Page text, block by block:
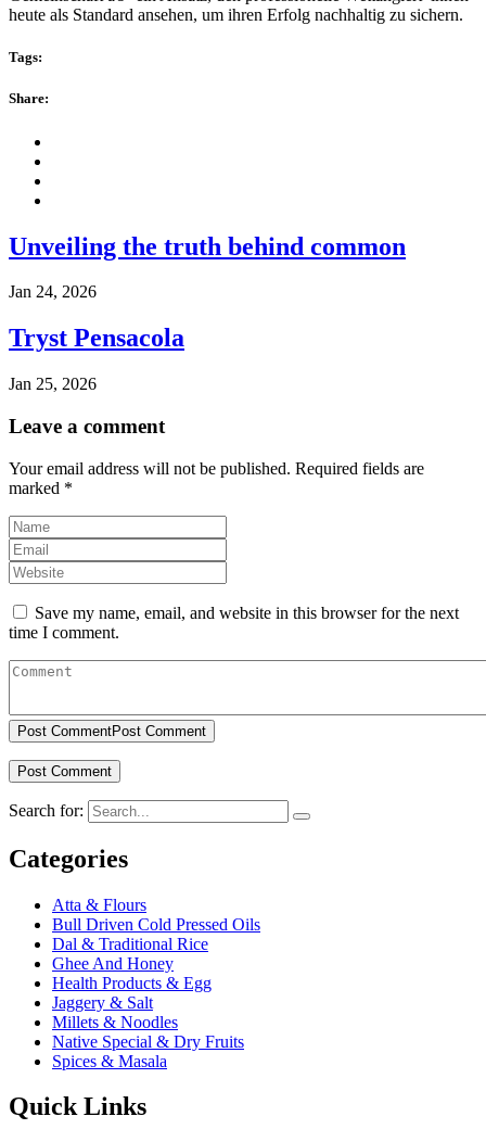
heute als Standard ansehen, um ihren Erfolg nachhaltig zu sichern.
Tags:
Share:
Unveiling the truth behind common
Jan 24, 2026
Tryst Pensacola
Jan 25, 2026
Leave a comment
Your email address will not be published. Required fields are
marked *
Save my name, email, and website in this browser for the next
time I comment.
Post CommentPost Comment
Search for:
Categories
Atta & Flours
Bull Driven Cold Pressed Oils
Dal & Traditional Rice
Ghee And Honey
Health Products & Egg
Jaggery & Salt
Millets & Noodles
Native Special & Dry Fruits
Spices & Masala
Quick Links